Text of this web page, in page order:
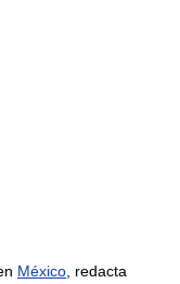
México , redacta